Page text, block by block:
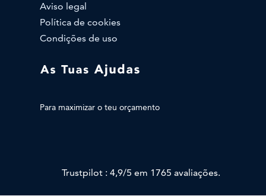
Para maximizar o teu orçamento
Aviso legal
Política de cookies
Condições de uso
Trustpilot : 4,9/5 em 1765 avaliações.